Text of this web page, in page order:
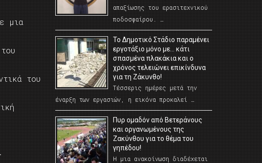
μια
του
απαξίωσης του ερασιτεχνικού
ποδοσφαίρου. …
Το Δημοτικό Στάδιο παραμένει
εργοτάξιο μόνο με… κάτι
σπασμένα πλακάκια και ο
χρόνος τελειώνει επικίνδυνα
για τη Ζάκυνθο!
Τέσσερις ημέρες μετά την
έναρξη των εργασιών, η εικόνα προκαλεί …
Πυρ ομαδόν από Βετεράνους
και οργανωμένους της
Ζακύνθου για το θέμα του
γηπέδου!
Η μια ανακοίνωση διαδέχεται